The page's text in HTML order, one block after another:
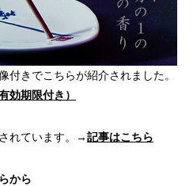
付きでこちらが紹介されました。
効期限付き）
れています。→ 記事はこちら
から